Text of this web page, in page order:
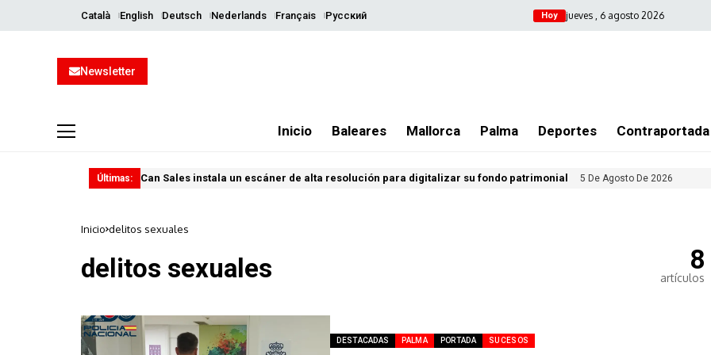
Català English Deutsch Nederlands Français Русский Hoy jueves , 6 agosto 2026
Newsletter
Inicio Baleares Mallorca Palma Deportes Contraportada
Últimas: Can Sales instala un escáner de alta resolución para digitalizar su fondo patrimonial 5 De Agosto De 2026
Inicio delitos sexuales
delitos sexuales 8
artículos
DESTACADAS PALMA PORTADA SUCESOS